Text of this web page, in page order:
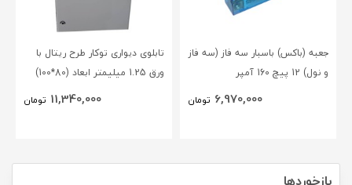
جعبه (باکس) باسبار سه فاز (سه فاز
و نول) 12 پیچ 160 آمپر
6,970,000 تومان
تابلوی دیواری توکار طرح ریتال با
ورق 1.25 میلیمتر ابعاد (80*100)
11,340,000 تومان